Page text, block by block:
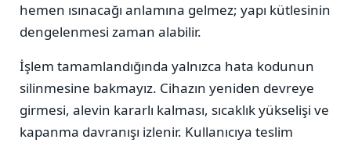
hemen ısınacağı anlamına gelmez; yapı kütlesinin
dengelenmesi zaman alabilir.
İşlem tamamlandığında yalnızca hata kodunun
silinmesine bakmayız. Cihazın yeniden devreye
girmesi, alevin kararlı kalması, sıcaklık yükselişi ve
kapanma davranışı izlenir. Kullanıcıya teslim